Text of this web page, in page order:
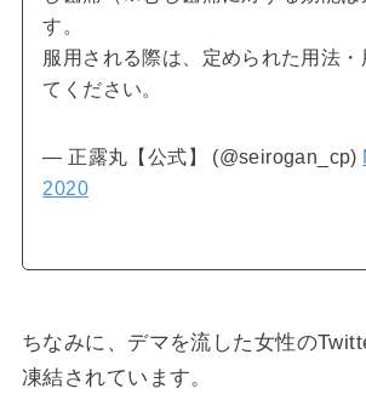
す。
服用される際は、定められた用法・
てください。
— 正露丸【公式】 (@seirogan_cp)
2020
ちなみに、 デマを流した女性の
凍結されています。